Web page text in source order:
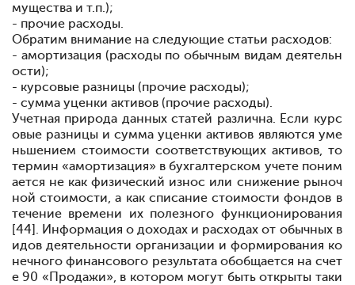
мущества и т.п.);
- прочие расходы.
Обратим внимание на следующие статьи расходов:
- амортизация (расходы по обычным видам деятельн
ости);
- курсовые разницы (прочие расходы);
- сумма уценки активов (прочие расходы).
Учетная природа данных статей различна. Если курс
овые разницы и сумма уценки активов являются уме
ньшением стоимости соответствующих активов, то
термин «амортизация» в бухгалтерском учете поним
ается не как физический износ или снижение рыноч
ной стоимости, а как списание стоимости фондов в
течение времени их полезного функционирования
[44]. Информация о доходах и расходах от обычных в
идов деятельности организации и формирования ко
нечного финансового результата обобщается на счет
е 90 «Продажи», в котором могут быть открыты таки